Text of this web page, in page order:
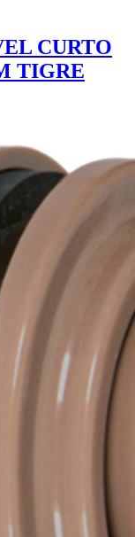
CURTO
TIGRE